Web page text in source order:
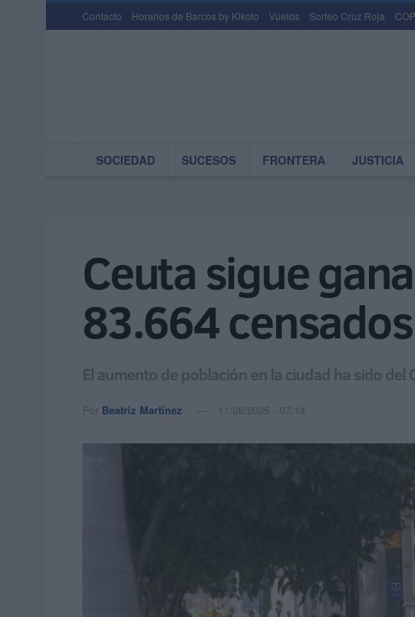
Contacto Horarios de Barcos by Kikoto Vuelos Sorteo Cruz Roja
SOCIEDAD SUCESOS FRONTERA JUSTICIA
Ceuta sigue
83.664 censados
El aumento de población en la ciudad ha sido
Por Beatriz Martínez 11/08/2025 - 07:14